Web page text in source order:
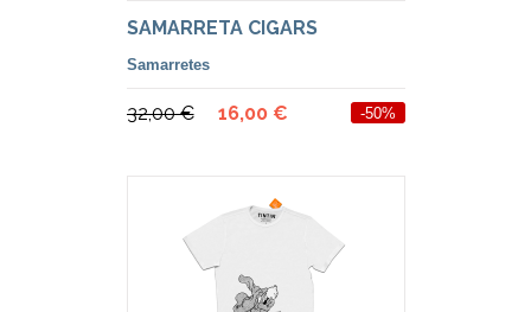
SAMARRETA CIGARS
Samarretes
32,00 € 16,00 € -50%